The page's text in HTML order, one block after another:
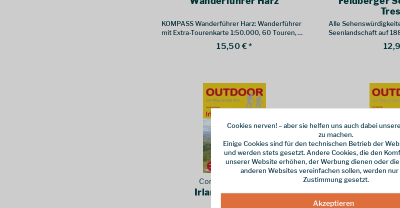
KOMPASS Wanderführer Harz: Wanderführer
mit Extra-Tourenkarte 1:50.000, 60 Touren,
GPX-Daten zum Download.
15,50 € *
Alle
Seenlandschaft auf
Ausflüge und Tipps
Conrad Stein Verlag
Irland: Kerry Way
Conrad
Peaks of
Cookies nerven! – aber sie helfen uns auch dabei
zu machen.
Einige Cookies sind für den technischen Betrieb der
und werden stets gesetzt. Andere Cookies, die den
unserer Website erhöhen, der Werbung dienen oder
anderen Websites vereinfachen sollen, werden
Zustimmung gesetzt.
Akzeptieren